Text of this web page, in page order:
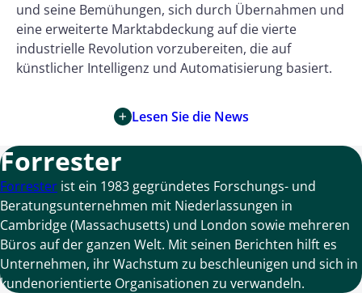
und seine Bemühungen, sich durch Übernahmen und
eine erweiterte Marktabdeckung auf die vierte
industrielle Revolution vorzubereiten, die auf
künstlicher Intelligenz und Automatisierung basiert.
Lesen Sie die News
Forrester
Forrester ist ein 1983 gegründetes Forschungs- und
Beratungsunternehmen mit Niederlassungen in
Cambridge (Massachusetts) und London sowie mehreren
Büros auf der ganzen Welt. Mit seinen Berichten hilft es
Unternehmen, ihr Wachstum zu beschleunigen und sich in
kundenorientierte Organisationen zu verwandeln.